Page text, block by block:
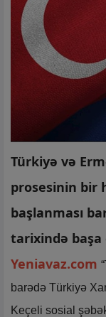
Türkiyə və
prosesinin bir
başlanması
tarixində başa
Yeniavaz.com
barədə Türkiyə
Keçeli sosial